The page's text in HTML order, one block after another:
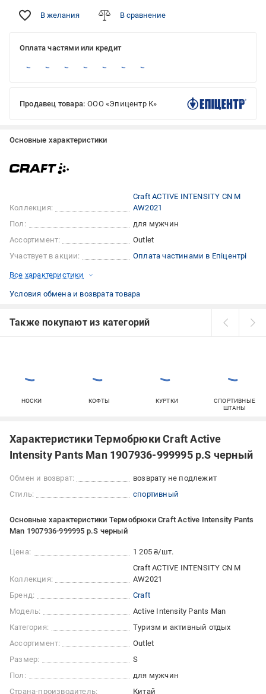
В желания В сравнение
Оплата частями или кредит
Продавец товара: ООО «Эпицентр К»
Основные характеристики
Коллекция:
Craft ACTIVE INTENSITY CN M
AW2021
Пол:
для мужчин
Ассортимент:
Outlet
Участвует в акции:
Оплата частинами в Епіцентрі
Все характеристики
Условия обмена и возврата товара
Также покупают из категорий
НОСКИ КОФТЫ КУРТКИ
СПОРТИВНЫЕ
ШТАНЫ
Характеристики Термобрюки Craft Active
Intensity Pants Man 1907936-999995 р.S черный
Обмен и возврат:
возврату не подлежит
Стиль:
спортивный
Основные характеристики Термобрюки Craft Active Intensity Pants
Man 1907936-999995 р.S черный
Цена: 1 205 ₴/шт.
Коллекция:
Craft ACTIVE INTENSITY CN M
AW2021
Бренд:
Craft
Модель:
Active Intensity Pants Man
Категория:
Туризм и активный отдых
Ассортимент:
Outlet
Размер:
S
Пол:
для мужчин
Страна-производитель:
Китай